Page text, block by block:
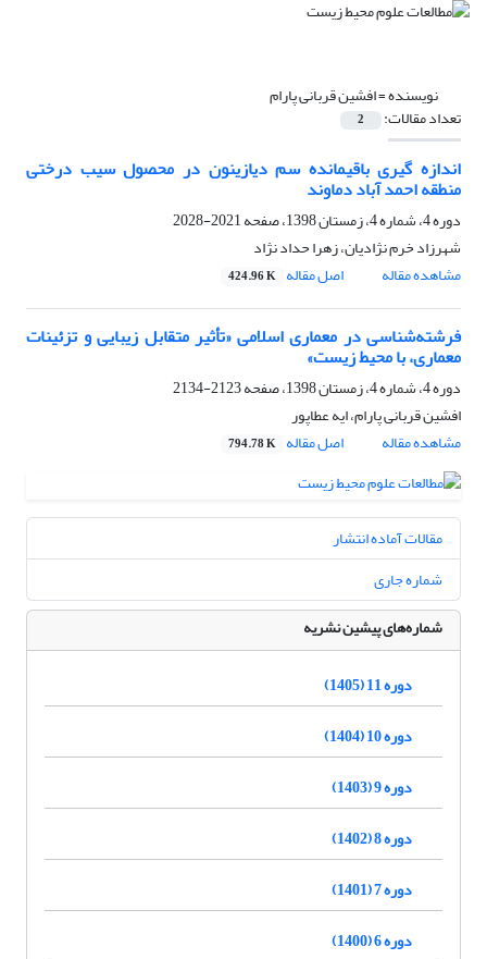
نویسنده =افشین قربانی پارام
تعداد مقالات: 2
اندازه گیری باقیمانده سم دیازینون در محصول سیب درختی
منطقه احمد آباد دماوند
دوره 4، شماره 4، زمستان 1398، صفحه
2021-2028
شهرزاد خرم نژادیان، زهرا حداد نژاد
مشاهده مقاله
اصل مقاله 424.96 K
فرشته‌شناسی در معماری اسلامی «تأثیر متقابل زیبایی و تزئینات
معماری، با محیط زیست»
دوره 4، شماره 4، زمستان 1398، صفحه
2123-2134
افشین قربانی پارام، ایه عطاپور
مشاهده مقاله
اصل مقاله 794.78 K
مقالات آماده انتشار
شماره جاری
شماره‌های پیشین نشریه
دوره 11 (1405)
دوره 10 (1404)
دوره 9 (1403)
دوره 8 (1402)
دوره 7 (1401)
دوره 6 (1400)